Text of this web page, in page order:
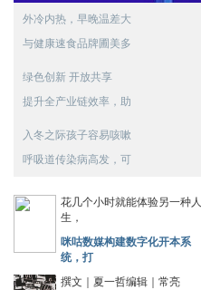
外冷内热，早晚温差大
与健康速食品牌圃美多
绿色创新 开放共享
提升全产业链效率，助
入冬之际孩子容易咳嗽
呼吸道传染病高发，可
花几个小时就能体验另一种人
生，
咪咕数媒构建数字化开本系
统，打
撰文｜夏一哲编辑｜常亮